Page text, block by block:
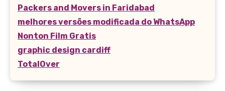
Packers and Movers in Faridabad
melhores versões modificada do WhatsApp
Nonton Film Gratis
graphic design cardiff
TotalOver